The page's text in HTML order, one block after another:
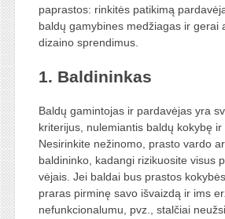
paprastos: rinkitės patikimą
baldų gamybines medžiagas ir gerai
dizaino sprendimus.
1. Baldininkas
Baldų gamintojas ir pardavėjas yra
kriterijus, nulemiantis baldų kokybę ir
Nesirinkite nežinomo, prasto vardo
baldininko, kadangi rizikuosite visus
vėjais. Jei baldai bus prastos
praras pirminę savo išvaizdą ir ims
nefunkcionalumu, pvz., stalčiai